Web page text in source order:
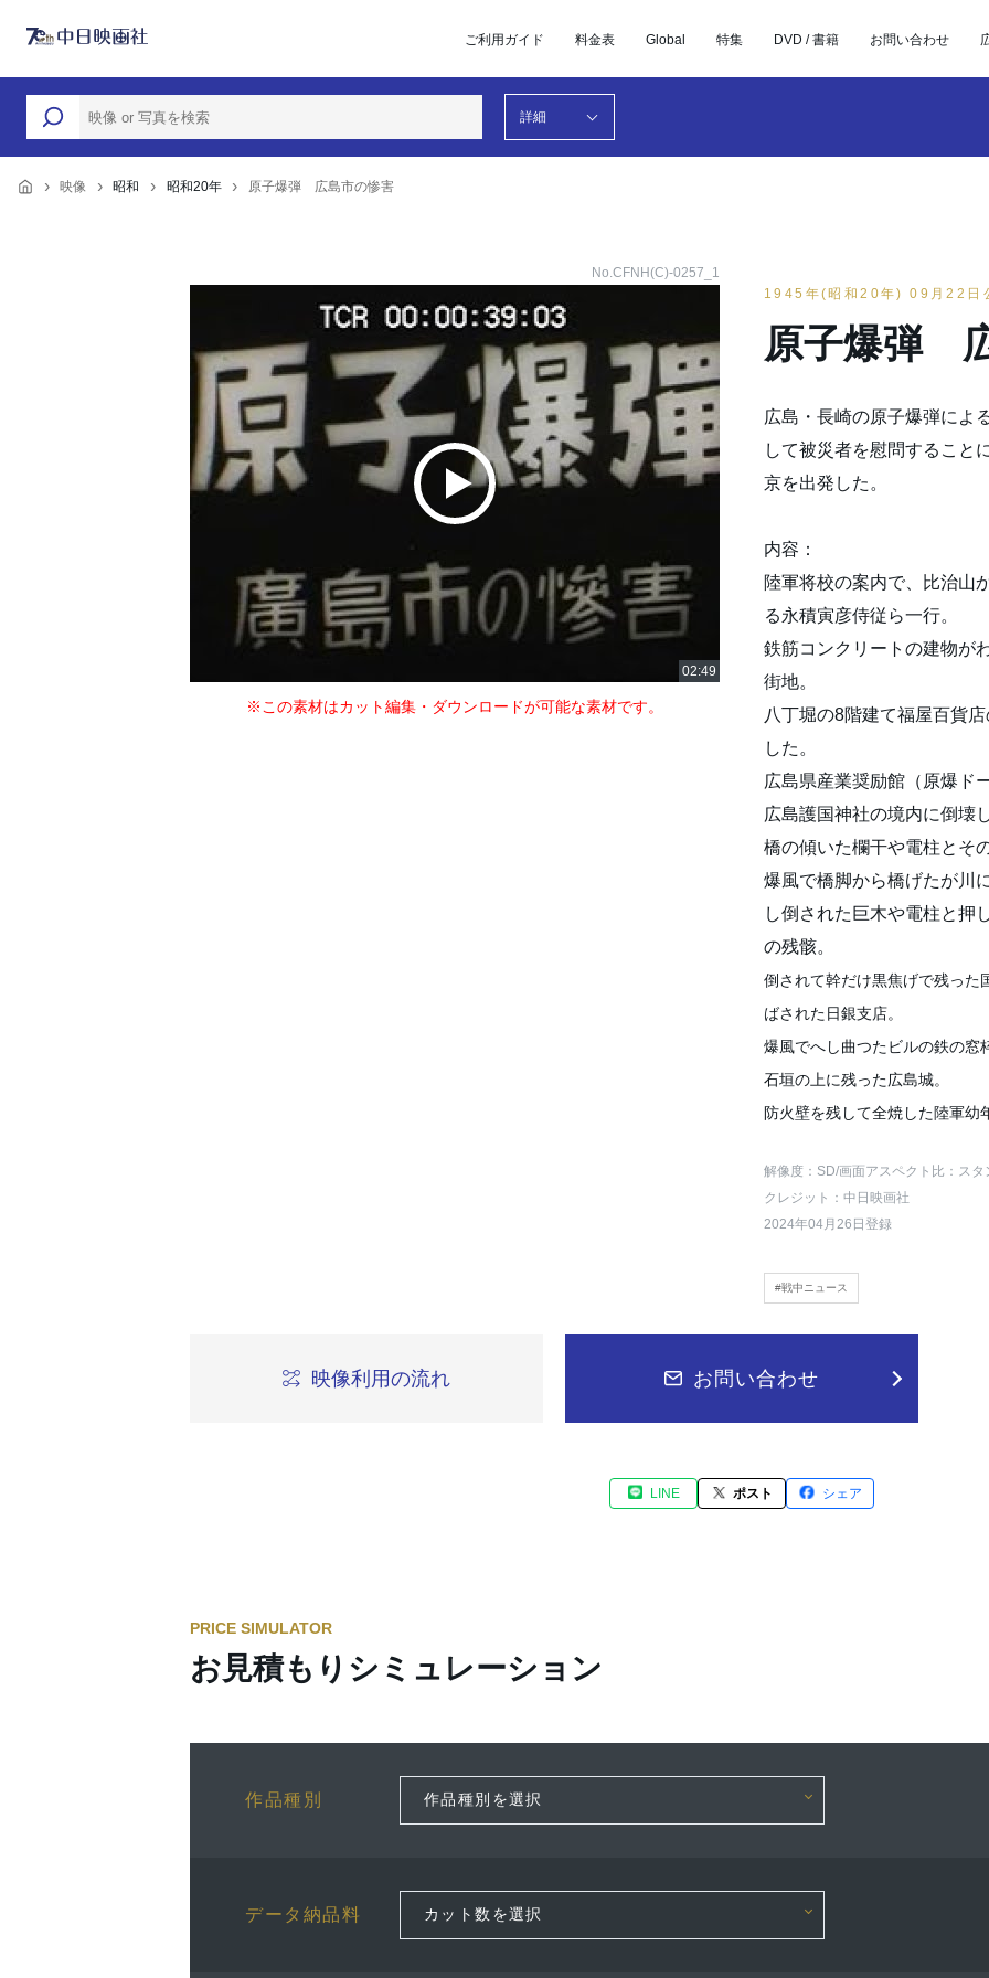
ご利用ガイド 料金表 Global 特集 DVD / 書籍 お問い合わせ
詳細
映像 昭和 昭和20年 原子爆弾 広島市の惨害
No.CFNH(C)-0257_1
※この素材はカット編集・ダウンロードが可能な素材です。
1945年(昭和20年) 09月22日
原子爆弾
広島・長崎の原子爆弾によ
して被災者を慰問すること
京を出発した。
内容：
陸軍将校の案内で、比治山
る永積寅彦侍従ら一行。
鉄筋コンクリートの建物が
街地。
八丁堀の8階建て福屋百貨
した。
広島県産業奨励館（原爆ド
広島護国神社の境内に倒壊
橋の傾いた欄干や電柱とそ
爆風で橋脚から橋げたが川
し倒された巨木や電柱と押
の残骸。
倒されて幹だけ黒焦げで残った
ばされた日銀支店。
爆風でへし曲つたビルの鉄の窓
石垣の上に残った広島城。
防火壁を残して全焼した陸軍幼
解像度：SD/画面アスペクト比：スタ
クレジット：中日映画社
2024年04月26日登録
#戦中ニュース
映像利用の流れ お問い合わせ
LINE ポスト シェア
PRICE SIMULATOR
お見積もりシミュレーション
作品種別
データ納品料